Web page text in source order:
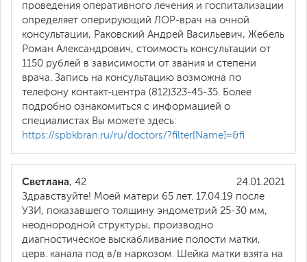
проведения оперативного лечения и госпитализации
определяет оперирующий ЛОР-врач на очной
консультации, Раковский Андрей Васильевич, Жебель
Роман Александрович, стоимость консультации от
1150 рублей в зависимости от звания и степени
врача. Запись на консультацию возможна по
телефону контакт-центра (812)323-45-35. Более
подробно ознакомиться с информацией о
специалистах Вы можете здесь:
https://spbkbran.ru/ru/doctors/?filter[Name]=&fi
24.01.2021
Светлана, 42
Здравствуйте! Моей матери 65 лет. 17.04.19 после
УЗИ, показавшего толщину эндометрий 25-30 мм,
неоднородной структуры, производно
диагностическое выскабливание полости матки,
церв. канала под в/в наркозом. Шейка матки взята на